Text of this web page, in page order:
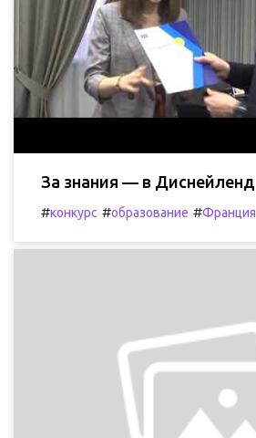
За знания — в Диснейленд
#конкурс #образование #Франция